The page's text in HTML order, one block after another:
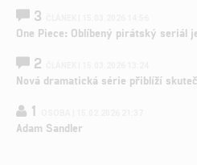
3
One Piece: Oblíbený pirátský seriál
2
Nová dramatická série přiblíží
1
Adam Sandler